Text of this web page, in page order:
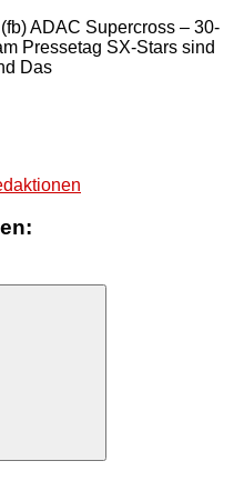
ADAC Supercross – 30-
Pressetag SX-Stars sind
Das